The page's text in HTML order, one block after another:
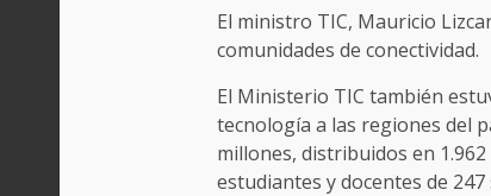
El ministro TIC, Mauricio
comunidades de conectividad.
El Ministerio TIC también
tecnología a las regiones del
millones, distribuidos en
estudiantes y docentes de